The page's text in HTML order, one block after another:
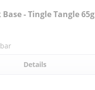
- Tingle Tangle 65g
Details